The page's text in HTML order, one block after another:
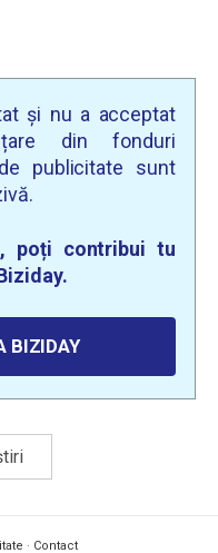
și nu a acceptat
din fonduri
publicitate sunt
poți contribui tu
BIZIDAY
· Contact